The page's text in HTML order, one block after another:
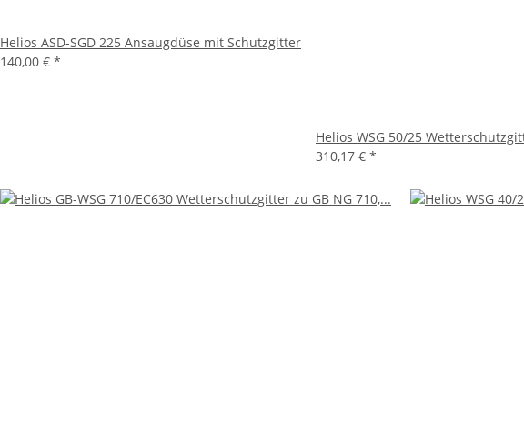
Helios ASD-SGD 225 Ansaugdüse mit Schutzgitter
140,00 € *
Helios WSG 50/25
310,17 € *